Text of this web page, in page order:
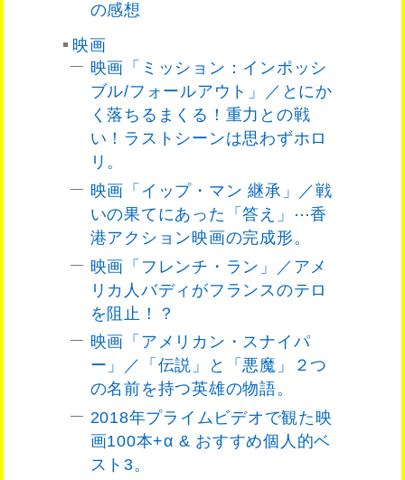
の感想
映画
映画「ミッション：インポッシ
ブル/フォールアウト」／とにか
く落ちるまくる！重力との戦
い！ラストシーンは思わずホロ
リ。
映画「イップ・マン 継承」／戦
いの果てにあった「答え」⋯香
港アクション映画の完成形。
映画「フレンチ・ラン」／アメ
リカ人バディがフランスのテロ
を阻止！？
映画「アメリカン・スナイパ
ー」／「伝説」と「悪魔」２つ
の名前を持つ英雄の物語。
2018年プライムビデオで観た映
画100本+α & おすすめ個人的ベ
スト3。